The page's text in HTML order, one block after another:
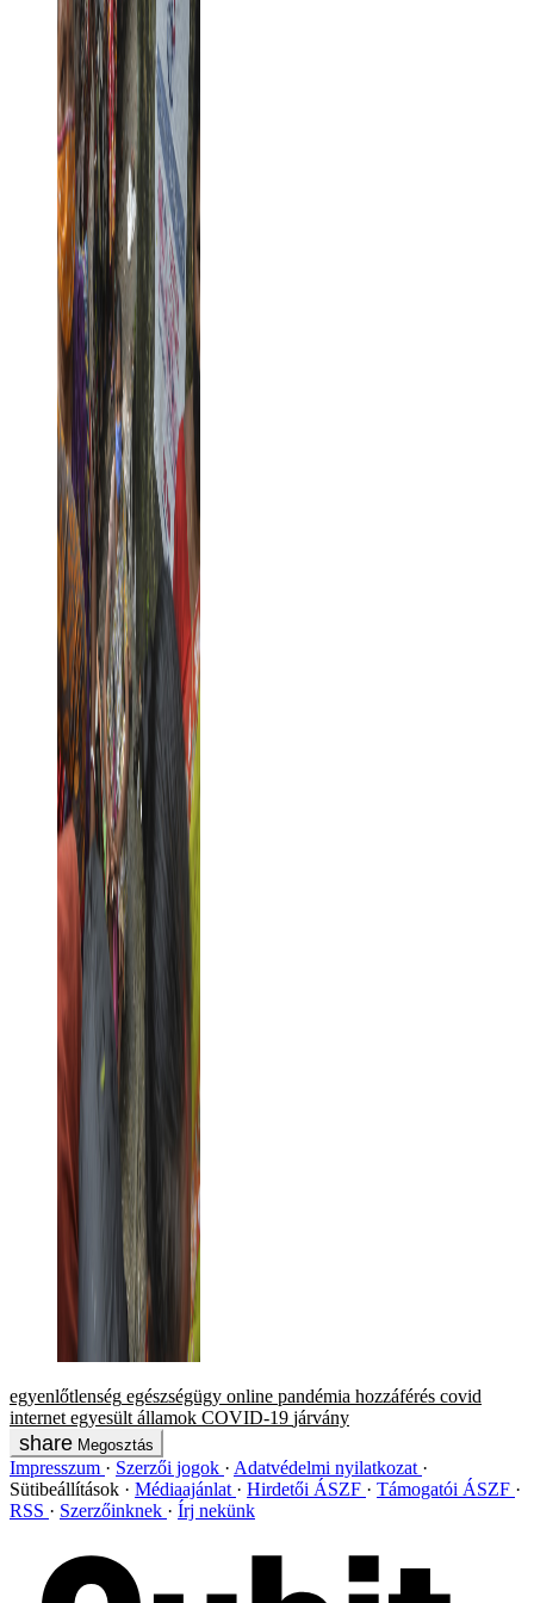
egyenlőtlenség egészségügy online pandémia hozzáférés covid
internet egyesült államok COVID-19 járvány
Megosztás
Impresszum Szerzői jogok
Adatvédelmi nyilatkozat
Sütibeállítások
Médiaajánlat Hirdetői ÁSZF
Támogatói ÁSZF
RSS
Szerzőinknek Írj nekünk